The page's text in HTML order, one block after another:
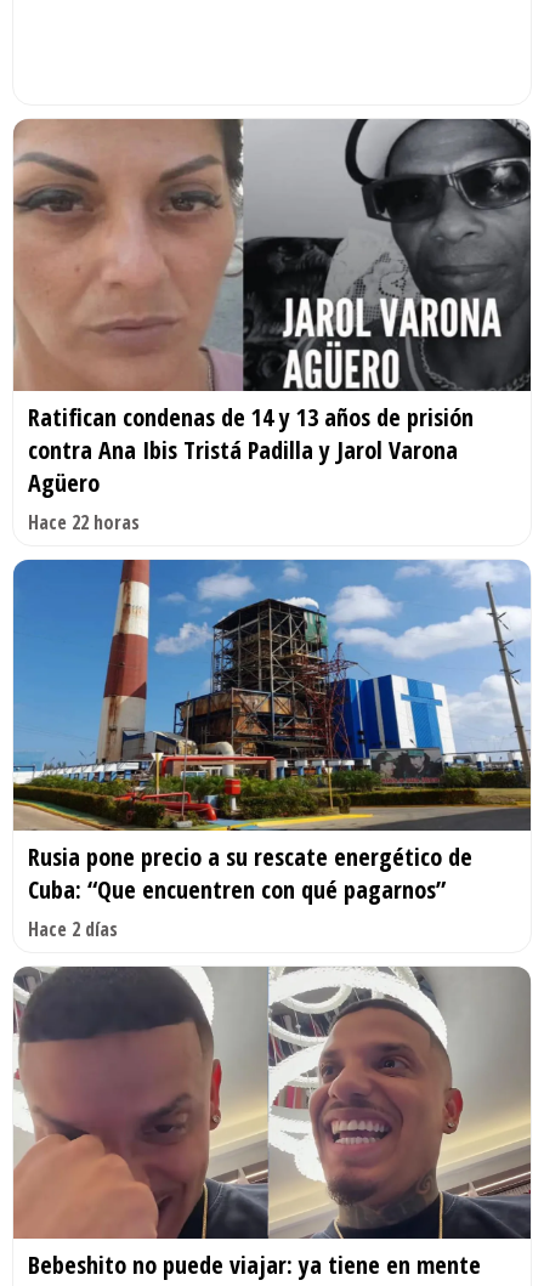
Ratifican condenas de 14 y 13 años de prisión
contra Ana Ibis Tristá Padilla y Jarol Varona
Agüero
Hace 22 horas
Rusia pone precio a su rescate energético de
Cuba: “Que encuentren con qué pagarnos”
Hace 2 días
Bebeshito no puede viajar: ya tiene en mente